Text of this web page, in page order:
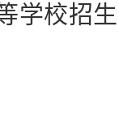
校招生